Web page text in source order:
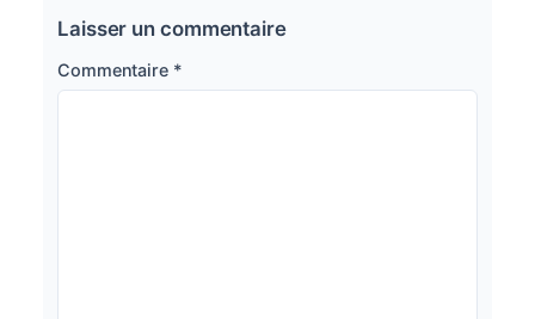
Laisser un commentaire
Commentaire *